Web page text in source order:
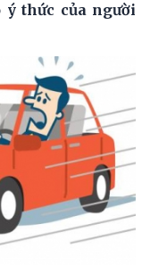
thức của người